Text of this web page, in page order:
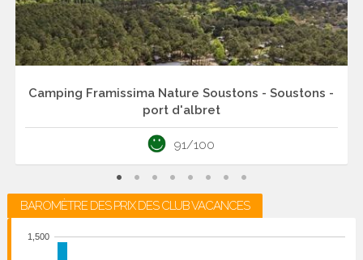
Camping Framissima Nature Soustons - Soustons -
port d'albret
91/100
BAROMÈTRE DES PRIX DES CLUB VACANCES
1,500